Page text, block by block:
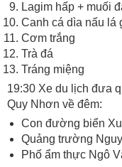
Lagim hấp + muối
Canh cá dìa nấu lá
Cơm trắng
Trà đá
Tráng miệng
19:30 Xe du lịch đưa
Quy Nhơn về đêm:
Con đường biển
Quảng trường
Phố ẩm thực Ngô